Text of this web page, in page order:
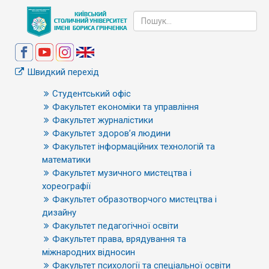
Швидкий перехід
Студентський офіс
Факультет економіки та управління
Факультет журналістики
Факультет здоров’я людини
Факультет інформаційних технологій та
математики
Факультет музичного мистецтва і
хореографії
Факультет образотворчого мистецтва і
дизайну
Факультет педагогічної освіти
Факультет права, врядування та
міжнародних відносин
Факультет психології та спеціальної освіти